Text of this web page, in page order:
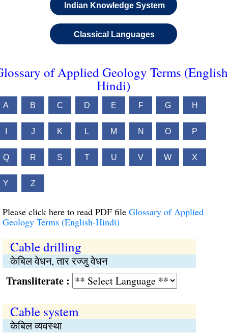
Indian Knowledge System
Classical Languages
of Applied Geology Terms
Hindi)
A B C D E F G H
J K L M N O P
Q R S T U V W X
Y Z
Please click here to read PDF file Glossary of Applied
Geology Terms (English-Hindi)
Cable drilling
केबिल वेधन, तार रज्जु वेधन
:
Cable system
केबिल व्यवस्था